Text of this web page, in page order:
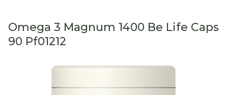
Omega 3 Magnum 1400 Be Life Caps
90 Pf01212